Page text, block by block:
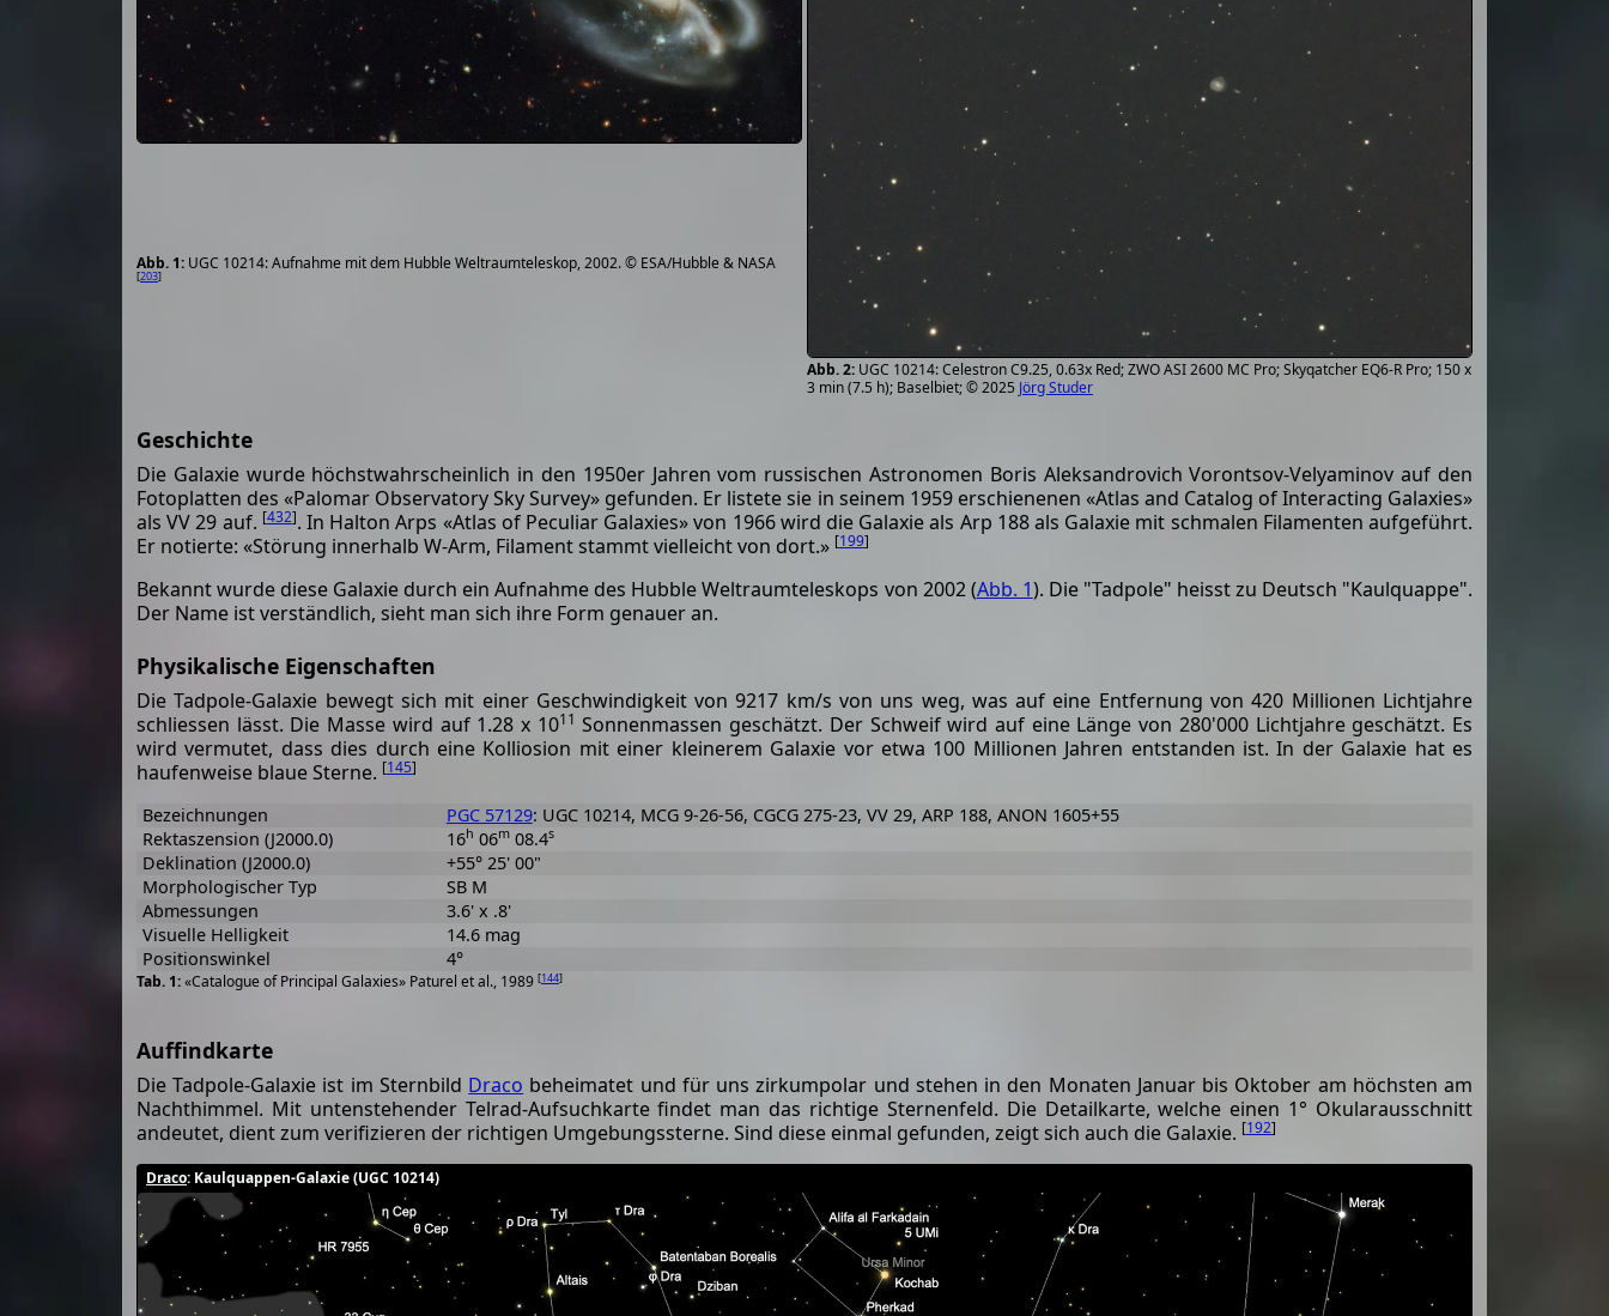
UGC 10214: Aufnahme mit dem Hubble Weltraumteleskop, 2002. © ESA/Hubble & NASA
[203]
UGC 10214: Celestron C9.25, 0.63x Red; ZWO ASI 2600 MC Pro; Skyqatcher EQ6-R Pro; 150 x
3 min (7.5 h); Baselbiet; © 2025 Jörg Studer
Geschichte
Die Galaxie wurde höchstwahrscheinlich in den 1950er Jahren vom russischen Astronomen Boris Aleksandrovich Vorontsov-Velyaminov auf den
Fotoplatten des «Palomar Observatory Sky Survey» gefunden. Er listete sie in seinem 1959 erschienenen «Atlas and Catalog of Interacting Galaxies»
als VV 29 auf. [432]. In Halton Arps «Atlas of Peculiar Galaxies» von 1966 wird die Galaxie als Arp 188 als Galaxie mit schmalen Filamenten aufgeführt.
Er notierte: «Störung innerhalb W-Arm, Filament stammt vielleicht von dort.» [199]
Bekannt wurde diese Galaxie durch ein Aufnahme des Hubble Weltraumteleskops von 2002 (Abb. 1). Die "Tadpole" heisst zu Deutsch "Kaulquappe".
Der Name ist verständlich, sieht man sich ihre Form genauer an.
Physikalische Eigenschaften
Die Tadpole-Galaxie bewegt sich mit einer Geschwindigkeit von 9217 km/s von uns weg, was auf eine Entfernung von 420 Millionen Lichtjahre
schliessen lässt. Die Masse wird auf 1.28 x 1011 Sonnenmassen geschätzt. Der Schweif wird auf eine Länge von 280'000 Lichtjahre geschätzt. Es
wird vermutet, dass dies durch eine Kolliosion mit einer kleinerem Galaxie vor etwa 100 Millionen Jahren entstanden ist. In der Galaxie hat es
haufenweise blaue Sterne. [145]
«Catalogue of Principal Galaxies» Paturel et al., 1989 [144]
Bezeichnungen PGC 57129: UGC 10214, MCG 9-26-56, CGCG 275-23, VV 29, ARP 188, ANON 1605+55
Rektaszension (J2000.0)
16h 06m08.4s
Deklination (J2000.0)
+55° 25' 00"
Morphologischer Typ
SB M
Abmessungen
3.6' x .8'
Visuelle Helligkeit
14.6 mag
Positionswinkel
4°
Auffindkarte
Die Tadpole-Galaxie ist im Sternbild Draco beheimatet und für uns zirkumpolar und stehen in den Monaten Januar bis Oktober am höchsten am
Nachthimmel. Mit untenstehender Telrad-Aufsuchkarte findet man das richtige Sternenfeld. Die Detailkarte, welche einen 1° Okularausschnitt
andeutet, dient zum verifizieren der richtigen Umgebungssterne. Sind diese einmal gefunden, zeigt sich auch die Galaxie. [192]
Draco: Kaulquappen-Galaxie (UGC 10214)